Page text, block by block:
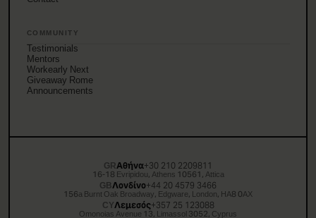
COMMUNITY
Testimonials
Mentors
Workearly Next
Giveaway Rome
Announcements
GRΑθήνα+30 210 2209811
16-18 Evripidou, Athens 10561, Attica
GBΛονδίνο+44 20 4579 3466
156a Burnt Oak Broadway, Edgware, London, HA8 0AX
CYΛεμεσός+357 25 123088